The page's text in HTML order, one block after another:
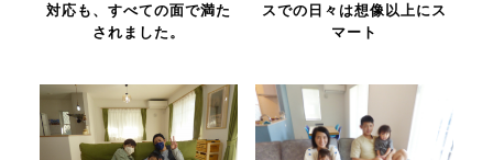
対応も、すべての面で満た
されました。
スでの日々は想像以上にス
マート